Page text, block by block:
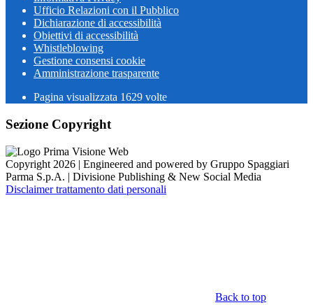
Ufficio Relazioni con il Pubblico
Dichiarazione di accessibilità
Obiettivi di accessibilità
Whistleblowing
Gestione consensi cookie
Amministrazione trasparente
Pagina visualizzata 1629 volte
Sezione Copyright
Copyright 2026 | Engineered and powered by Gruppo Spaggiari
Parma S.p.A. | Divisione Publishing & New Social Media
Disclaimer trattamento dati personali
Back to top